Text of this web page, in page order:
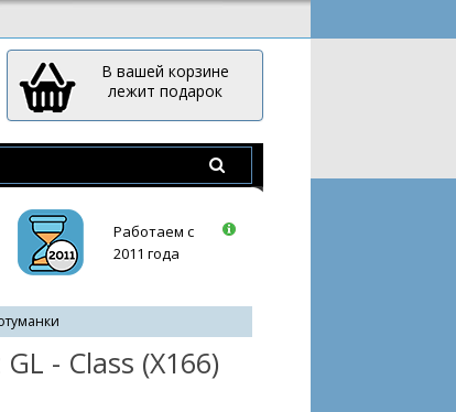
В вашей корзине
лежит подарок
Работаем с
2011 года
- Class (X166)